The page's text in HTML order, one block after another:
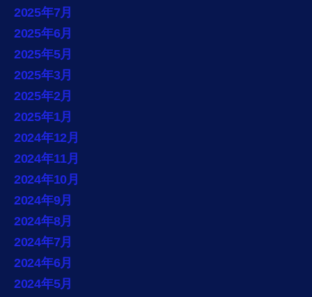
2025年7月
2025年6月
2025年5月
2025年3月
2025年2月
2025年1月
2024年12月
2024年11月
2024年10月
2024年9月
2024年8月
2024年7月
2024年6月
2024年5月